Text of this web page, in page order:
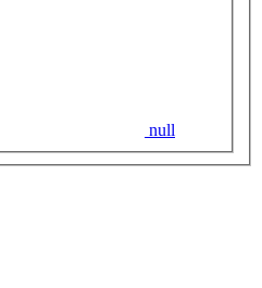
null